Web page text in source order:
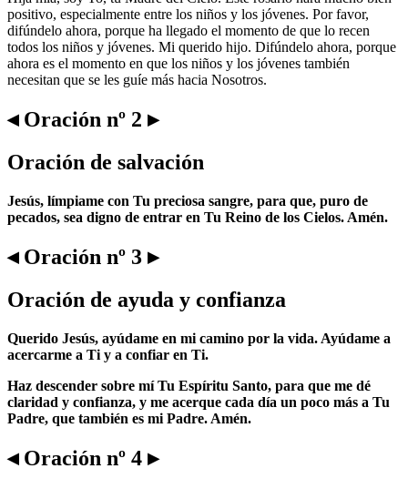
positivo, especialmente entre los niños y los jóvenes. Por favor,
difúndelo ahora, porque ha llegado el momento de que lo recen
todos los niños y jóvenes. Mi querido hijo. Difúndelo ahora, porque
ahora es el momento en que los niños y los jóvenes también
necesitan que se les guíe más hacia Nosotros.
◂ Oración nº 2 ▸
Oración de salvación
Jesús, límpiame con Tu preciosa sangre, para que, puro de
pecados, sea digno de entrar en Tu Reino de los Cielos. Amén.
◂ Oración nº 3 ▸
Oración de ayuda y confianza
Querido Jesús, ayúdame en mi camino por la vida. Ayúdame a
acercarme a Ti y a confiar en Ti.
Haz descender sobre mí Tu Espíritu Santo, para que me dé
claridad y confianza, y me acerque cada día un poco más a Tu
Padre, que también es mi Padre. Amén.
◂ Oración nº 4 ▸